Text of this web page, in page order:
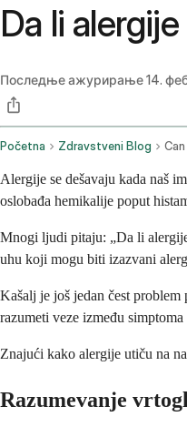
Da li
Последње ажурирање14.
Početna Zdravstveni Blog
Alergije se dešavaju kada naš
oslobađa hemikalije poput
Mnogi ljudi pitaju: „Da li
uhu koji mogu biti izazvani
Kašalj je još jedan čest
razumeti veze između
Znajući kako alergije utiču na
Razumevanje